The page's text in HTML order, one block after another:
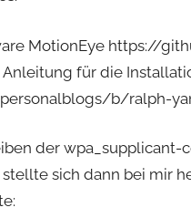
MotionEye https://
Anleitung für die
b/ralph-
der
stellte sich dann bei mir